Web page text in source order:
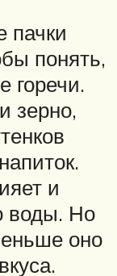
пачки
понять,
горечи.
зерно,
и
воды. Но
оно